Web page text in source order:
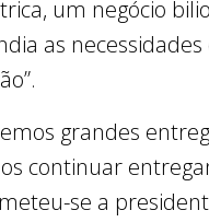
um negócio
as necessidades
grandes
continuar
se a